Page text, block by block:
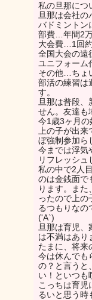
私の旦那につ
旦那は会社の
バドミントン
部費…年間2万
大会費…1回
全国大会の
ユニフォー
その他…ちょ
部活の練習は
す。
旦那は普段、
せん。友達も
今1歳3ヶ月の
上の子が出
ぼ強制参加ら
今までは浮気
リフレッシ
私の中で2人
のは金銭面で
ります。ま
ったので上の
るつもりなの
('A`)
旦那は育児
は不満はあり
たまに、将来
今は休んでも
の？と言うと
い！といつも
こっちは育児
るいと思う時